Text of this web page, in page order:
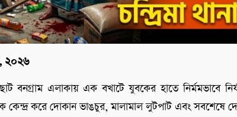
২০২৬
ছোট বনগ্রাম এলাকায় এক বখাটে যুবকের হাতে নির্মমভাবে
কেন্দ্র করে দোকান ভাঙচুর, মালামাল লুটপাট এবং সবশেষে